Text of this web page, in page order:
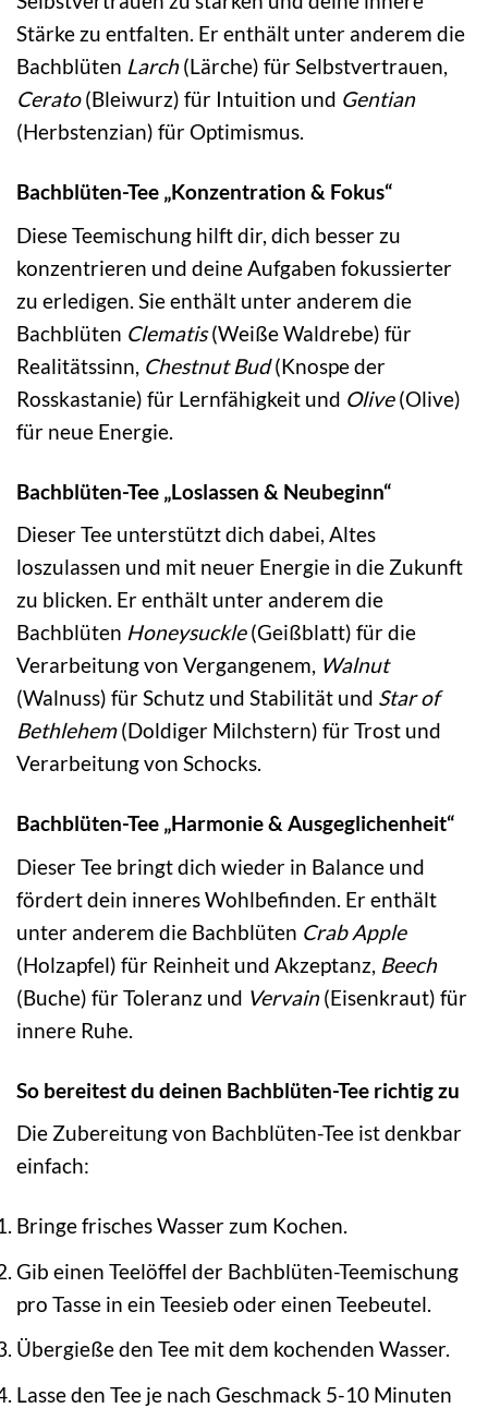
Stärke zu entfalten. Er enthält unter anderem die
Bachblüten Larch(Lärche) für Selbstvertrauen,
Cerato(Bleiwurz) für Intuition und Gentian
(Herbstenzian) für Optimismus.
Bachblüten-Tee „Konzentration & Fokus“
Diese Teemischung hilft dir, dich besser zu
konzentrieren und deine Aufgaben fokussierter
zu erledigen. Sie enthält unter anderem die
Bachblüten Clematis(Weiße Waldrebe) für
Realitätssinn, Chestnut Bud(Knospe der
Rosskastanie) für Lernfähigkeit und Olive(Olive)
für neue Energie.
Bachblüten-Tee „Loslassen & Neubeginn“
Dieser Tee unterstützt dich dabei, Altes
loszulassen und mit neuer Energie in die Zukunft
zu blicken. Er enthält unter anderem die
Bachblüten Honeysuckle(Geißblatt) für die
Verarbeitung von Vergangenem, Walnut
(Walnuss) für Schutz und Stabilität und Star of
Bethlehem(Doldiger Milchstern) für Trost und
Verarbeitung von Schocks.
Bachblüten-Tee „Harmonie & Ausgeglichenheit“
Dieser Tee bringt dich wieder in Balance und
fördert dein inneres Wohlbefinden. Er enthält
unter anderem die Bachblüten Crab Apple
(Holzapfel) für Reinheit und Akzeptanz, Beech
(Buche) für Toleranz und Vervain(Eisenkraut) für
innere Ruhe.
So bereitest du deinen Bachblüten-Tee richtig zu
Die Zubereitung von Bachblüten-Tee ist denkbar
einfach:
Bringe frisches Wasser zum Kochen.
Gib einen Teelöffel der Bachblüten-Teemischung
pro Tasse in ein Teesieb oder einen Teebeutel.
Übergieße den Tee mit dem kochenden Wasser.
Lasse den Tee je nach Geschmack 5-10 Minuten